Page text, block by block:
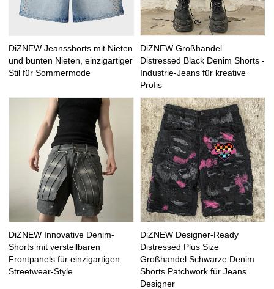
DiZNEW Jeansshorts mit Nieten
und bunten Nieten, einzigartiger
Stil für Sommermode
DiZNEW Großhandel
Distressed Black Denim Shorts -
Industrie-Jeans für kreative
Profis
DiZNEW Innovative Denim-
Shorts mit verstellbaren
Frontpanels für einzigartigen
Streetwear-Style
DiZNEW Designer-Ready
Distressed Plus Size
Großhandel Schwarze Denim
Shorts Patchwork für Jeans
Designer